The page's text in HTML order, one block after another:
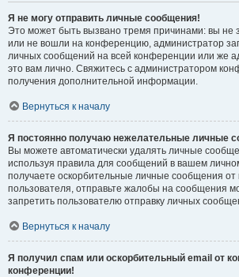
Я не могу отправить личные сообщения!
Это может быть вызвано тремя причинами: вы не
или не вошли на конференцию, администратор
личных сообщений на всей конференции или же
это вам лично. Свяжитесь с администратором
получения дополнительной информации.
Вернуться к началу
Я постоянно получаю нежелательные личные
Вы можете автоматически удалять личные
используя правила для сообщений в вашем
получаете оскорбительные личные сообщения от
пользователя, отправьте жалобы на сообщения
запретить пользователю отправку личных
Вернуться к началу
Я получил спам или оскорбительный email от
конференции!